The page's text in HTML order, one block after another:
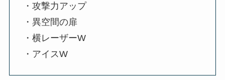
・攻撃力アップ
・異空間の扉
・横レーザーW
・アイスW